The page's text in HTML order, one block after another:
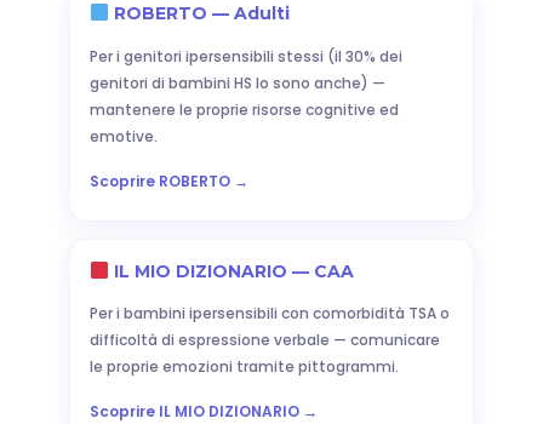
ROBERTO — Adulti
Per i genitori ipersensibili stessi (il 30% dei
genitori di bambini HS lo sono anche) —
mantenere le proprie risorse cognitive ed
emotive.
Scoprire ROBERTO →
IL MIO DIZIONARIO — CAA
Per i bambini ipersensibili con comorbidità TSA o
difficoltà di espressione verbale — comunicare
le proprie emozioni tramite pittogrammi.
Scoprire IL MIO DIZIONARIO →